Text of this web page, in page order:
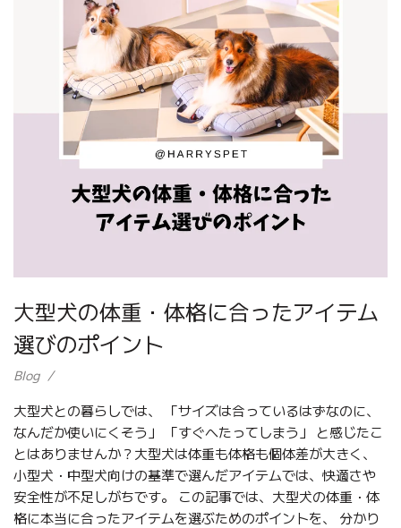
大型犬の体重・体格に合ったアイテム
選びのポイント
Blog
大型犬との暮らしでは、 「サイズは合っているはずなのに、
なんだか使いにくそう」 「すぐへたってしまう」 と感じたこ
とはありませんか？大型犬は体重も体格も個体差が大きく、
小型犬・中型犬向けの基準で選んだアイテムでは、快適さや
安全性が不足しがちです。 この記事では、大型犬の体重・体
格に本当に合ったアイテムを選ぶためのポイントを、 分かり